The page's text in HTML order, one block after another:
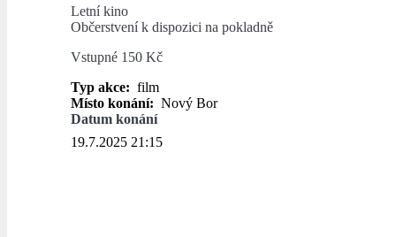
Letní kino
Občerstvení k dispozici na pokladně
Vstupné 150 Kč
Typ akce: film
Místo konání: Nový Bor
Datum konání
19.7.2025 21:15